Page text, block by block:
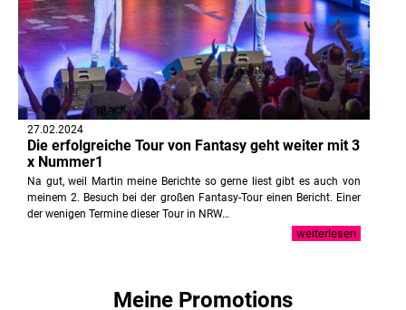
27.02.2024
Die erfolgreiche Tour von Fantasy geht weiter mit 3
x Nummer1
Na gut, weil Martin meine Berichte so gerne liest gibt es auch von
meinem 2. Besuch bei der großen Fantasy-Tour einen Bericht. Einer
der wenigen Termine dieser Tour in NRW…
weiterlesen
Meine Promotions